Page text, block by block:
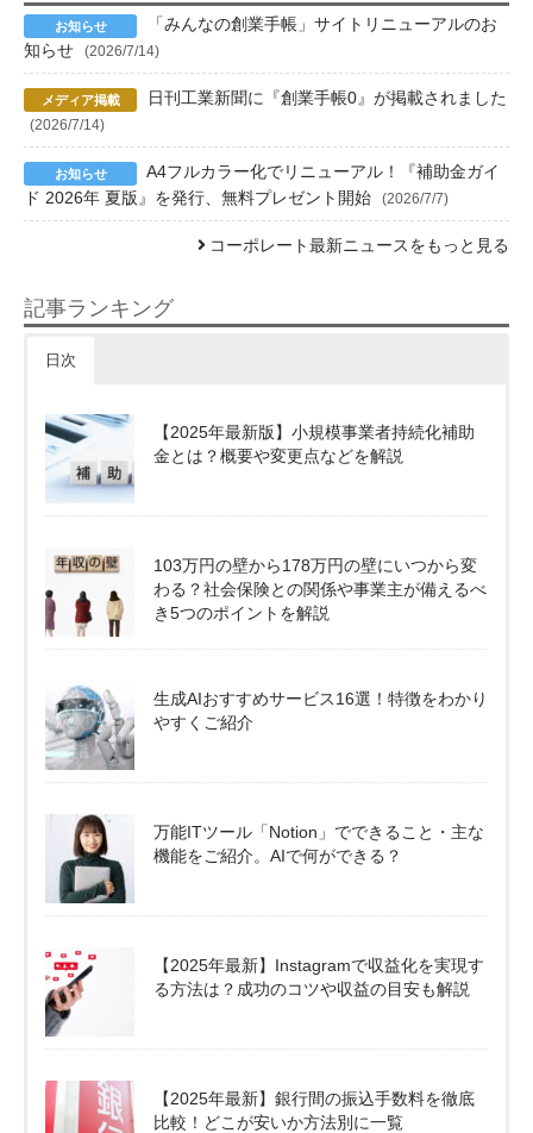
「みんなの創業手帳」サイトリニューアルのお
知らせ
(2026/7/14)
日刊工業新聞に『創業手帳0』が掲載されました
(2026/7/14)
A4フルカラー化でリニューアル！『補助金ガイ
ド 2026年 夏版』を発行、無料プレゼント開始
(2026/7/7)
コーポレート最新ニュースをもっと見る
記事ランキング
日次
【2025年最新版】小規模事業者持続化補助
金とは？概要や変更点などを解説
103万円の壁から178万円の壁にいつから変
わる？社会保険との関係や事業主が備えるべ
き5つのポイントを解説
生成AIおすすめサービス16選！特徴をわかり
やすくご紹介
万能ITツール「Notion」でできること・主な
機能をご紹介。AIで何ができる？
【2025年最新】Instagramで収益化を実現す
る方法は？成功のコツや収益の目安も解説
【2025年最新】銀行間の振込手数料を徹底
比較！どこが安いか方法別に一覧